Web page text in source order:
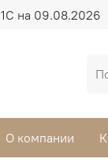
на 09.08.2026
О компании